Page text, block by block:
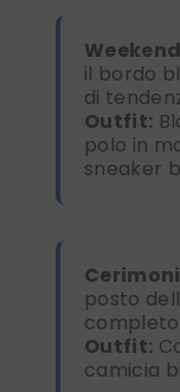
il bordo
di
Outfit:
polo in
sneaker
posto
Outfit:
camicia